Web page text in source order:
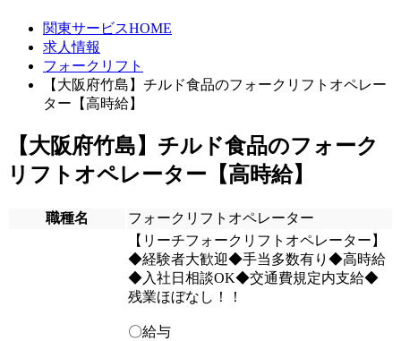
関東サービスHOME
求人情報
フォークリフト
【大阪府竹島】チルド食品のフォークリフトオペレー
ター【高時給】
【大阪府竹島】チルド食品のフォーク
リフトオペレーター【高時給】
職種名 フォークリフトオペレーター
【リーチフォークリフトオペレーター】
◆経験者大歓迎◆手当多数有り◆高時給
◆入社日相談OK◆交通費規定内支給◆
残業ほぼなし！！
〇給与